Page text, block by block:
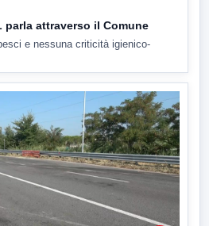
parla attraverso il Comune
e nessuna criticità igienico-